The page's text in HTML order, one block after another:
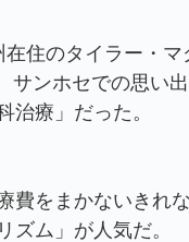
住のタイラー・
サンホセでの思い
治療」だった。
費をまかないきれ
ズム」が人気だ。